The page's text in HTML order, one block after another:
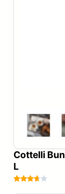
Cottelli
L